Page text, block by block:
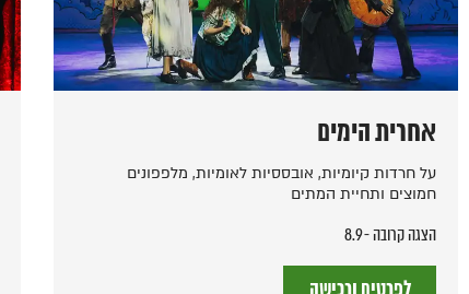
אחרית הימים
על חרדות קיומיות, אובססיות לאומיות, מלפפונים
חמוצים ותחיית המתים
הצגה קרובה - 8.9
לפרטים ורכישה